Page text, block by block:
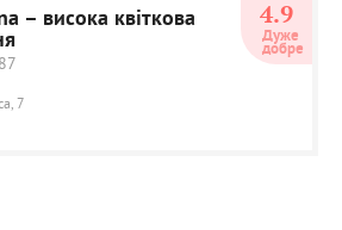
– висока квіткова
7
4.9
Дуже
добре